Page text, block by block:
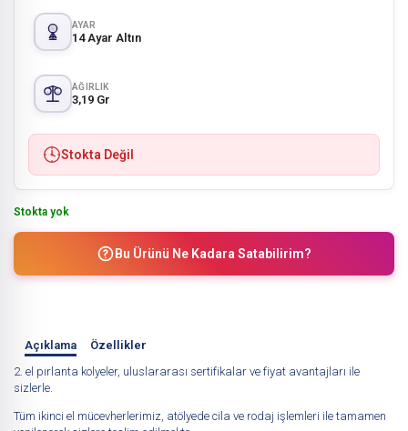
AYAR
14 Ayar Altın
AĞIRLIK
3,19 Gr
Stokta Değil
Stokta yok
Bu Ürünü Ne Kadara Satabilirim?
Açıklama
Özellikler
2. el pırlanta kolyeler, uluslararası sertifikalar ve fiyat avantajları ile
sizlerle.
Tüm ikinci el mücevherlerimiz, atölyede cila ve rodaj işlemleri ile tamamen